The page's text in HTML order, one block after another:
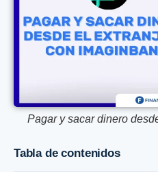
Pagar y sacar dinero
Tabla de contenidos